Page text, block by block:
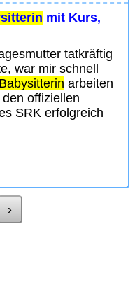
mit Kurs,
tatkräftig
war mir schnell
Babysitterin arbeiten
offiziellen
SRK erfolgreich
›